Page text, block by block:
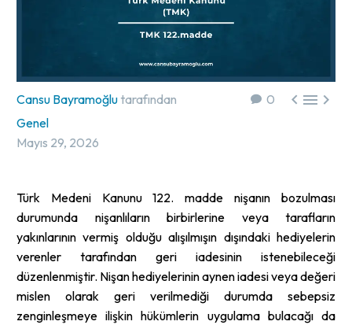
0 
Cansu Bayramoğlu tarafından
Genel
Mayıs 29, 2026
Türk Medeni Kanunu 122. madde nişanın bozulması
durumunda nişanlıların birbirlerine veya tarafların
yakınlarının vermiş olduğu alışılmışın dışındaki hediyelerin
verenler tarafından geri iadesinin istenebileceği
düzenlenmiştir. Nişan hediyelerinin aynen iadesi veya değeri
mislen olarak geri verilmediği durumda sebepsiz
zenginleşmeye ilişkin hükümlerin uygulama bulacağı da